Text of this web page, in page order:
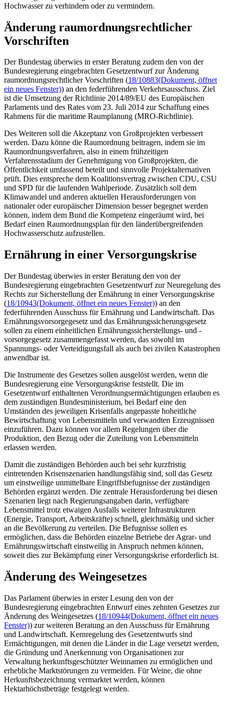
Hochwasser zu verhindern oder zu vermindern.
Änderung raumordnungsrechtlicher
Vorschriften
Der Bundestag überwies in erster Beratung zudem den von der
Bundesregierung eingebrachten Gesetzentwurf zur Änderung
raumordnungsrechtlicher Vorschriften (18/10883(Dokument, öffnet
ein neues Fenster)) an den federführenden Verkehrsausschuss. Ziel
ist die Umsetzung der Richtlinie 2014/89/EU des Europäischen
Parlaments und des Rates vom 23. Juli 2014 zur Schaffung eines
Rahmens für die maritime Raumplanung (MRO-Richtlinie).
Des Weiteren soll die Akzeptanz von Großprojekten verbessert
werden. Dazu könne die Raumordnung beitragen, indem sie im
Raumordnungsverfahren, also in einem frühzeitigen
Verfahrensstadium der Genehmigung von Großprojekten, die
Öffentlichkeit umfassend beteilt und sinnvolle Projektalternativen
prüft. Dies entspreche dem Koalitionsvertrag zwischen CDU, CSU
und SPD für die laufenden Wahlperiode. Zusätzlich soll dem
Klimawandel und anderen aktuellen Herausforderungen von
nationaler oder europäischer Dimension besser begegnet werden
können, indem dem Bund die Kompetenz eingeräumt wird, bei
Bedarf einen Raumordnungsplan für den länderübergreifenden
Hochwasserschutz aufzustellen.
Ernährung in einer Versorgungskrise
Der Bundestag überwies in erster Beratung den von der
Bundesregierung eingebrachten Gesetzentwurf zur Neuregelung des
Rechts zur Sicherstellung der Ernährung in einer Versorgungskrise
(18/10943(Dokument, öffnet ein neues Fenster)) an den
federführenden Ausschuss für Ernährung und Landwirtschaft. Das
Ernährungsvorsorgegesetz und das Ernährungssicherungsgesetz
sollen zu einem einheitlichen Ernährungssicherstellungs- und -
vorsorgegesetz zusammengefasst werden, das sowohl im
Spannungs- oder Verteidigungsfall als auch bei zivilen Katastrophen
anwendbar ist.
Die Instrumente des Gesetzes sollen ausgelöst werden, wenn die
Bundesregierung eine Versorgungskrise feststellt. Die im
Gesetzentwurf enthaltenen Verordnungsermächtigungen erlauben es
dem zuständigen Bundesministerium, bei Bedarf eine den
Umständen des jeweiligen Krisenfalls angepasste hoheitliche
Bewirtschaftung von Lebensmitteln und verwandten Erzeugnissen
einzuführen. Dazu können vor allem Regelungen über die
Produktion, den Bezug oder die Zuteilung von Lebensmitteln
erlassen werden.
Damit die zuständigen Behörden auch bei sehr kurzfristig
eintretenden Krisenszenarien handlungsfähig sind, soll das Gesetz
um einstweilige unmittelbare Eingriffsbefugnisse der zuständigen
Behörden ergänzt werden. Die zentrale Herausforderung bei diesen
Szenarien liegt nach Regierungsangaben darin, verfügbare
Lebensmittel trotz etwaigen Ausfalls weiterer Infrastrukturen
(Energie, Transport, Arbeitskräfte) schnell, gleichmäßig und sicher
an die Bevölkerung zu verteilen. Die Befugnisse sollen es
ermöglichen, dass die Behörden einzelne Betriebe der Agrar- und
Ernährungswirtschaft einstweilig in Anspruch nehmen können,
soweit dies zur Bekämpfung einer Versorgungskrise erforderlich ist.
Änderung des Weingesetzes
Das Parlament überwies in erster Lesung den von der
Bundesregierung eingebrachten Entwurf eines zehnten Gesetzes zur
Änderung des Weingesetzes (18/10944(Dokument, öffnet ein neues
Fenster)) zur weiteren Beratung an den Ausschuss für Ernährung
und Landwirtschaft. Kernregelung des Gesetzentwurfs sind
Ermächtigungen, mit denen die Länder in die Lage versetzt werden,
die Gründung und Anerkennung von Organisationen zur
Verwaltung herkunftsgeschützter Weinnamen zu ermöglichen und
erhebliche Marktstörungen zu vermeiden. Für Weine, die ohne
Herkunftsbezeichnung vermarktet werden, können
Hektarhöchstbeträge festgelegt werden.